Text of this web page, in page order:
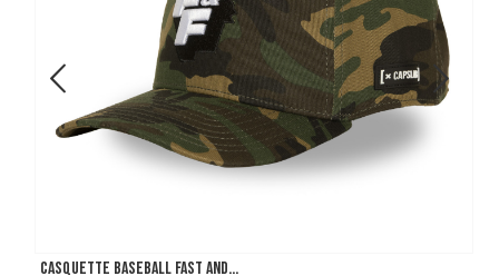
Casquette Baseball Fast And...